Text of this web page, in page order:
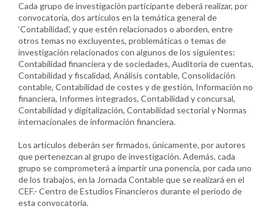
Cada grupo de investigación participante deberá realizar, por
convocatoria, dos artículos en la temática general de
‘Contabilidad’, y que estén relacionados o aborden, entre
otros temas no excluyentes, problemáticas o temas de
investigación relacionados con algunos de los siguientes:
Contabilidad financiera y de sociedades, Auditoría de cuentas,
Contabilidad y fiscalidad, Análisis contable, Consolidación
contable, Contabilidad de costes y de gestión, Información no
financiera, Informes integrados, Contabilidad y concursal,
Contabilidad y digitalización, Contabilidad sectorial y Normas
internacionales de información financiera.
Los artículos deberán ser firmados, únicamente, por autores
que pertenezcan al grupo de investigación. Además, cada
grupo se comprometerá a impartir una ponencia, por cada uno
de los trabajos, en la Jornada Contable que se realizará en el
CEF.- Centro de Estudios Financieros durante el periodo de
esta convocatoria.